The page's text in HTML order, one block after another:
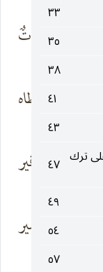
٣٣
٣٥
٣٨
٤١
٤٣
ترك ٤٧
٤٩
٥٤
٥٧
ماج في وعيها سباتٌ
فيحيا على خطاه
ودمعةٌ وزفير
على خطاه أسير